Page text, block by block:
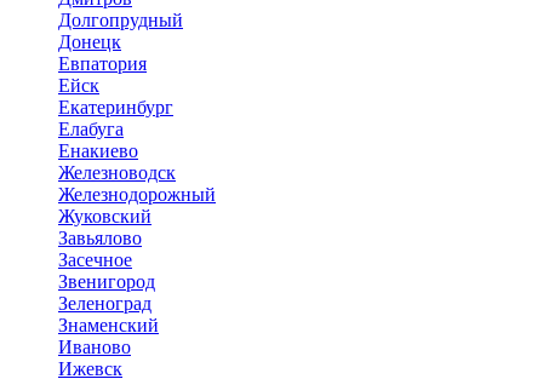
Долгопрудный
Донецк
Евпатория
Ейск
Екатеринбург
Елабуга
Енакиево
Железноводск
Железнодорожный
Жуковский
Завьялово
Засечное
Звенигород
Зеленоград
Знаменский
Иваново
Ижевск